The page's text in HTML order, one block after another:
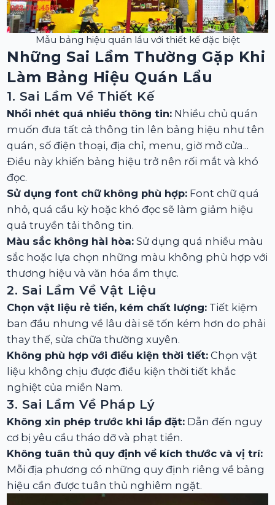
Mẫu bảng hiệu quán lẩu với thiết kế đặc biệt
Những Sai Lầm Thường Gặp Khi
Làm Bảng Hiệu Quán Lẩu
1. Sai Lầm Về Thiết Kế
Nhồi nhét quá nhiều thông tin: Nhiều chủ quán
muốn đưa tất cả thông tin lên bảng hiệu như tên
quán, số điện thoại, địa chỉ, menu, giờ mở cửa...
Điều này khiến bảng hiệu trở nên rối mắt và khó
đọc.
Sử dụng font chữ không phù hợp: Font chữ quá
nhỏ, quá cầu kỳ hoặc khó đọc sẽ làm giảm hiệu
quả truyền tải thông tin.
Màu sắc không hài hòa: Sử dụng quá nhiều màu
sắc hoặc lựa chọn những màu không phù hợp với
thương hiệu và văn hóa ẩm thực.
2. Sai Lầm Về Vật Liệu
Chọn vật liệu rẻ tiền, kém chất lượng: Tiết kiệm
ban đầu nhưng về lâu dài sẽ tốn kém hơn do phải
thay thế, sửa chữa thường xuyên.
Không phù hợp với điều kiện thời tiết: Chọn vật
liệu không chịu được điều kiện thời tiết khắc
nghiệt của miền Nam.
3. Sai Lầm Về Pháp Lý
Không xin phép trước khi lắp đặt: Dẫn đến nguy
cơ bị yêu cầu tháo dỡ và phạt tiền.
Không tuân thủ quy định về kích thước và vị trí:
Mỗi địa phương có những quy định riêng về bảng
hiệu cần được tuân thủ nghiêm ngặt.